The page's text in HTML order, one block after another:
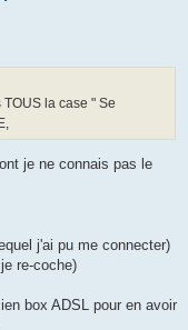
la case " Se
je ne connais pas le
j'ai pu me connecter)
re-coche)
box ADSL pour en avoir